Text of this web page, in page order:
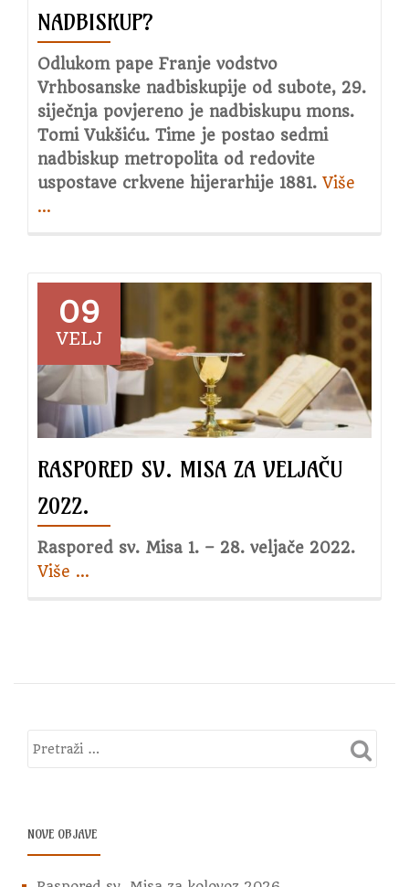
NADBISKUP?
Odlukom pape Franje vodstvo
Vrhbosanske nadbiskupije od subote, 29.
siječnja povjereno je nadbiskupu mons.
Tomi Vukšiću. Time je postao sedmi
nadbiskup metropolita od redovite
uspostave crkvene hijerarhije 1881. Više
…
09
VELJ
RASPORED SV. MISA ZA VELJAČU
2022.
Raspored sv. Misa 1. – 28. veljače 2022.
Više about
…
NOVE OBJAVE